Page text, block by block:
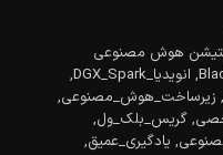
هوش مصنوعی
, انویدیا_DGX_Spark
,
, زیرساخت_هوش_مصنوعی,
, گریس_بلک_ول,
, یادگیری_عمیق,